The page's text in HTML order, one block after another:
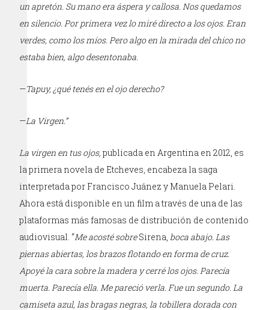
un apretón. Su mano era áspera y callosa. Nos quedamos
en silencio. Por primera vez lo miré directo a los ojos. Eran
verdes, como los míos. Pero algo en la mirada del chico no
estaba bien, algo desentonaba.
—Tapuy, ¿qué tenés en el ojo derecho?
—La Virgen.”
La virgen en tus ojos,publicada en Argentina en 2012, es
la primera novela de Etcheves, encabeza la saga
interpretada por Francisco Juánez y Manuela Pelari.
Ahora está disponible en un film a través de una de las
plataformas más famosas de distribución de contenido
audiovisual. “Me acosté sobreSirena, boca abajo. Las
piernas abiertas, los brazos flotando en forma de cruz.
Apoyé la cara sobre la madera y cerré los ojos. Parecía
muerta. Parecía ella. Me pareció verla. Fue un segundo. La
camiseta azul, las bragas negras, la tobillera dorada con